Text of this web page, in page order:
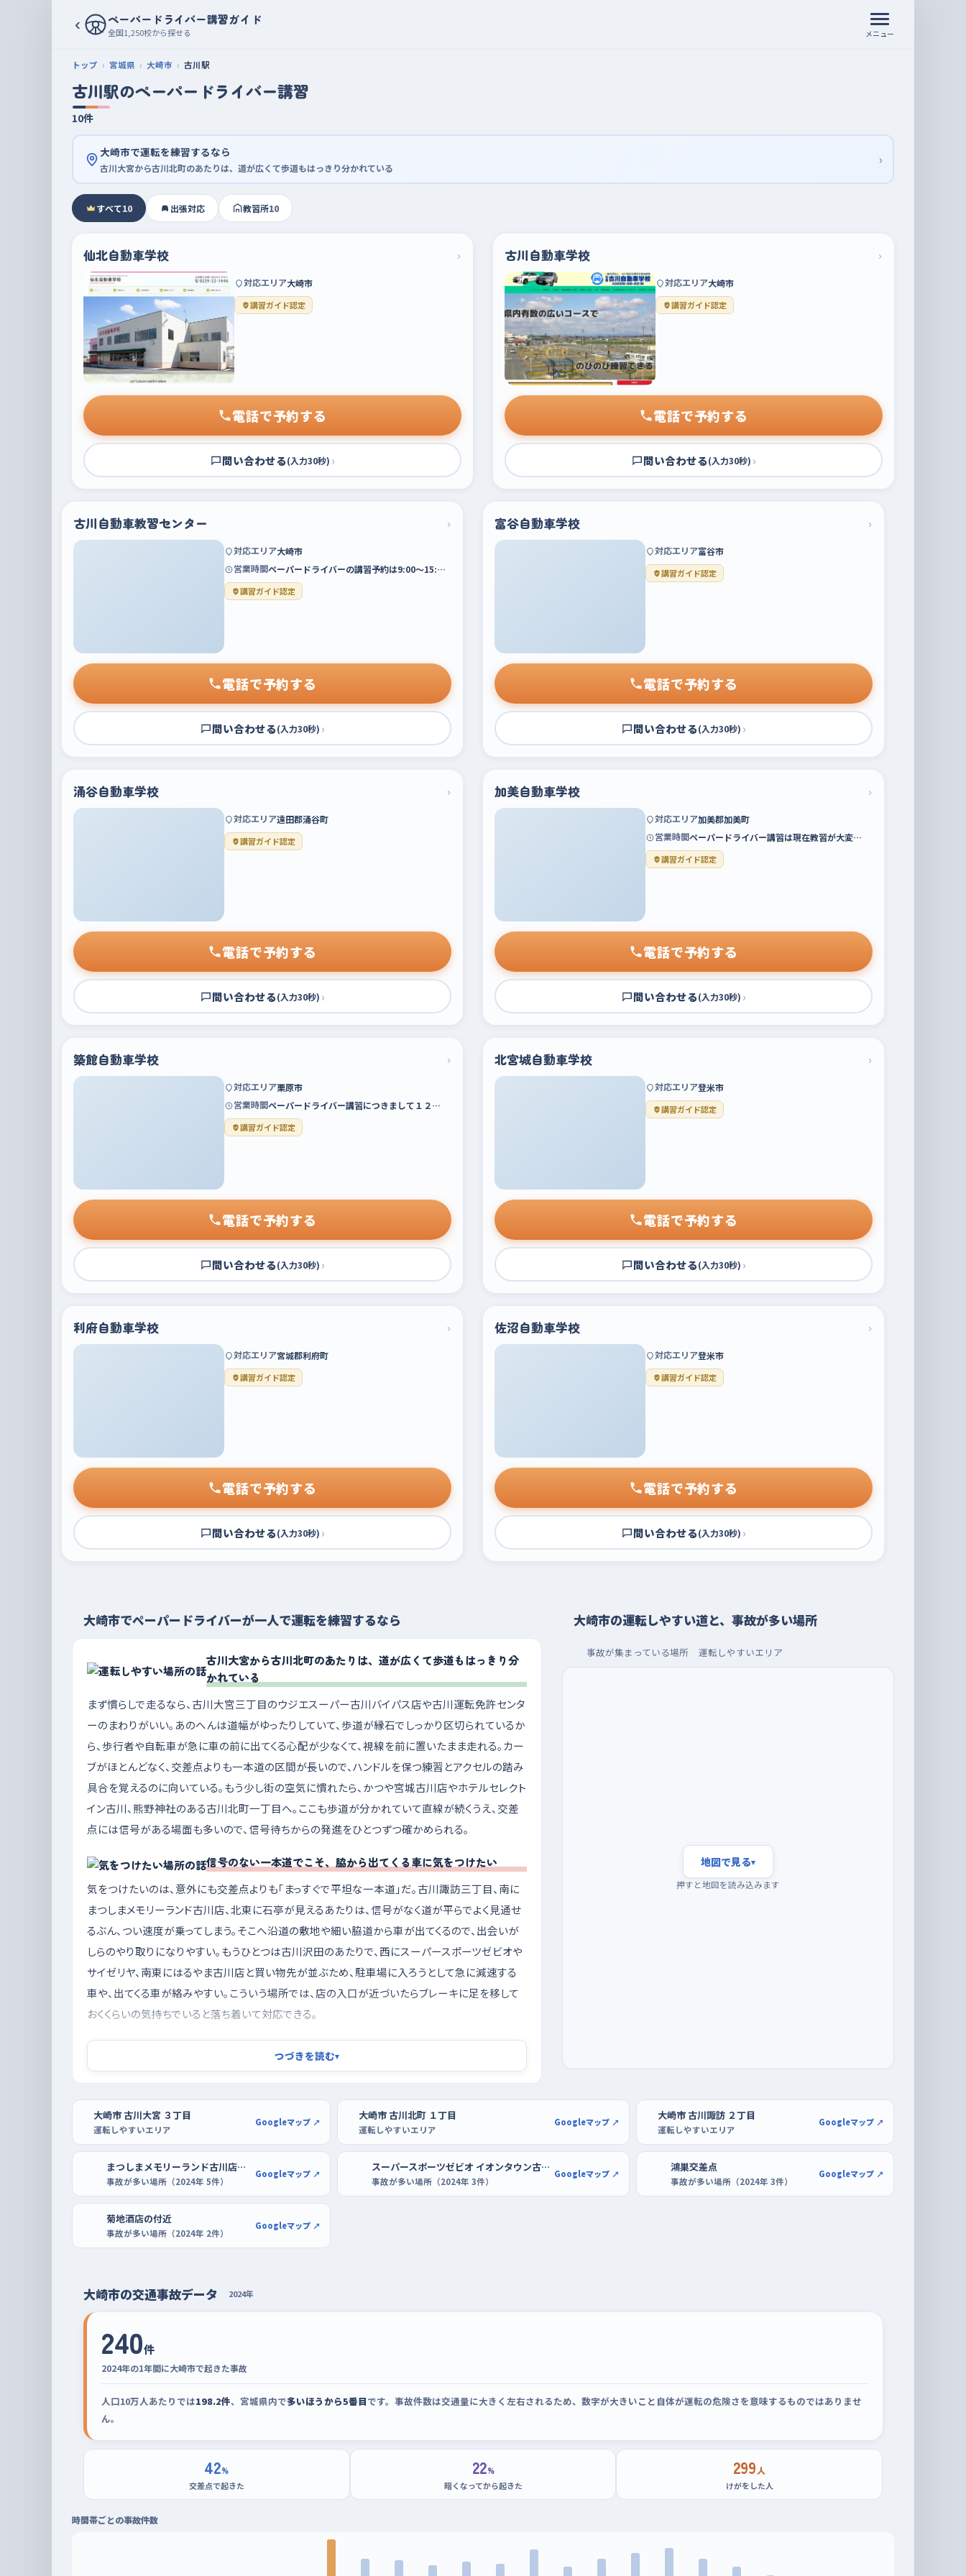
‹ ペーパードライバー講習ガイド
全国1,250校から探せる メニュー
トップ 宮城県 大崎市 古川駅
古川駅のペーパードライバー講習
10件
大崎市で運転を練習するなら
古川大宮から古川北町のあたりは、道が広くて歩道もはっきり分かれている ›
すべて10 出張対応 教習所10
仙北自動車学校 ›
対応エリア大崎市
講習ガイド認定
電話で予約する
問い合わせる(入力30秒) ›
古川自動車学校 ›
対応エリア大崎市
講習ガイド認定
電話で予約する
問い合わせる(入力30秒) ›
古川自動車教習センター ›
対応エリア大崎市
営業時間ペーパードライバーの講習予約は9:00〜15:…
講習ガイド認定
電話で予約する
問い合わせる(入力30秒) ›
富谷自動車学校 ›
対応エリア富谷市
講習ガイド認定
電話で予約する
問い合わせる(入力30秒) ›
涌谷自動車学校 ›
対応エリア遠田郡涌谷町
講習ガイド認定
電話で予約する
問い合わせる(入力30秒) ›
加美自動車学校 ›
対応エリア加美郡加美町
営業時間ペーパードライバー講習は現在教習が大変…
講習ガイド認定
電話で予約する
問い合わせる(入力30秒) ›
築館自動車学校 ›
対応エリア栗原市
営業時間ペーパードライバー講習につきまして１２…
講習ガイド認定
電話で予約する
問い合わせる(入力30秒) ›
北宮城自動車学校 ›
対応エリア登米市
講習ガイド認定
電話で予約する
問い合わせる(入力30秒) ›
利府自動車学校 ›
対応エリア宮城郡利府町
講習ガイド認定
電話で予約する
問い合わせる(入力30秒) ›
佐沼自動車学校 ›
対応エリア登米市
講習ガイド認定
電話で予約する
問い合わせる(入力30秒) ›
大崎市でペーパードライバーが一人で運転を練習するなら
古川大宮から古川北町のあたりは、道が広くて歩道もはっきり分
かれている
まず慣らしで走るなら、古川大宮三丁目のウジエスーパー古川バイパス店や古川運転免許センタ
ーのまわりがいい。あのへんは道幅がゆったりしていて、歩道が縁石でしっかり区切られているか
ら、歩行者や自転車が急に車の前に出てくる心配が少なくて、視線を前に置いたまま走れる。カー
ブがほとんどなく、交差点よりも一本道の区間が長いので、ハンドルを保つ練習とアクセルの踏み
具合を覚えるのに向いている。もう少し街の空気に慣れたら、かつや宮城古川店やホテルセレクト
イン古川、熊野神社のある古川北町一丁目へ。ここも歩道が分かれていて直線が続くうえ、交差
点には信号がある場面も多いので、信号待ちからの発進をひとつずつ確かめられる。
信号のない一本道でこそ、脇から出てくる車に気をつけたい
気をつけたいのは、意外にも交差点よりも「まっすぐで平坦な一本道」だ。古川諏訪三丁目、南に
まつしまメモリーランド古川店、北東に石亭が見えるあたりは、信号がなく道が平らでよく見通せ
るぶん、つい速度が乗ってしまう。そこへ沿道の敷地や細い脇道から車が出てくるので、出会いが
しらのやり取りになりやすい。もうひとつは古川沢田のあたりで、西にスーパースポーツゼビオや
サイゼリヤ、南東にはるやま古川店と買い物先が並ぶため、駐車場に入ろうとして急に減速する
車や、出てくる車が絡みやすい。こういう場所では、店の入口が近づいたらブレーキに足を移して
おくくらいの気持ちでいると落ち着いて対応できる。
練習は、通勤や通学で車と人がいちばん動く朝の時間帯を外すのがいい。信号のない一本道で
平日夕方は道が混みやすいので、土曜の午前や平日の昼過ぎなど、流れが穏やかな時間を選ぶ
と余裕をもって走れる。駐車の練習は、イオンタウン古川やリオーネふるかわの駐車場で、店の入
口から遠い区画に停めるところから始めるといい。まわりに車が少ない列なら、ハンドルを回す量
と車の向きの関係をゆっくり確かめられるし、切り返してもあせらずに済む。慣れてきたらDCM古
川店のように出入りの落ち着いた場所で、白線に沿ってまっすぐ入れる練習を重ねよう。
つづきを読む▾
大崎市の運転しやすい道と、事故が多い場所
事故が集まっている場所 運転しやすいエリア
地図で見る▾
押すと地図を読み込みます
大崎市 古川大宮 ３丁目
運転しやすいエリア
Googleマップ ↗ 大崎市 古川北町 １丁目
運転しやすいエリア
Googleマップ ↗ 大崎市 古川諏訪 ２丁目
運転しやすいエリア
Googleマップ ↗
まつしまメモリーランド古川店の付近
事故が多い場所（2024年 5件）
Googleマップ ↗ スーパースポーツゼビオ イオンタウン古川店の付近
事故が多い場所（2024年 3件）
Googleマップ ↗ 鴻巣交差点
事故が多い場所（2024年 3件）
Googleマップ ↗
菊地酒店の付近
事故が多い場所（2024年 2件）
Googleマップ ↗
大崎市の交通事故データ 2024年
240件
2024年の1年間に大崎市で起きた事故
人口10万人あたりでは198.2件、宮城県内で多いほうから5番目です。事故件数は交通量に大きく左右されるため、数字が大きいこと自体が運転の危険さを意味するものではありませ
ん。
42%
交差点で起きた
22%
暗くなってから起きた
299人
けがをした人
時間帯ごとの事故件数